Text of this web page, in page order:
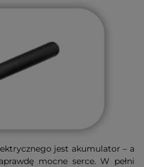
jest akumulator – a
mocne serce. W pełni